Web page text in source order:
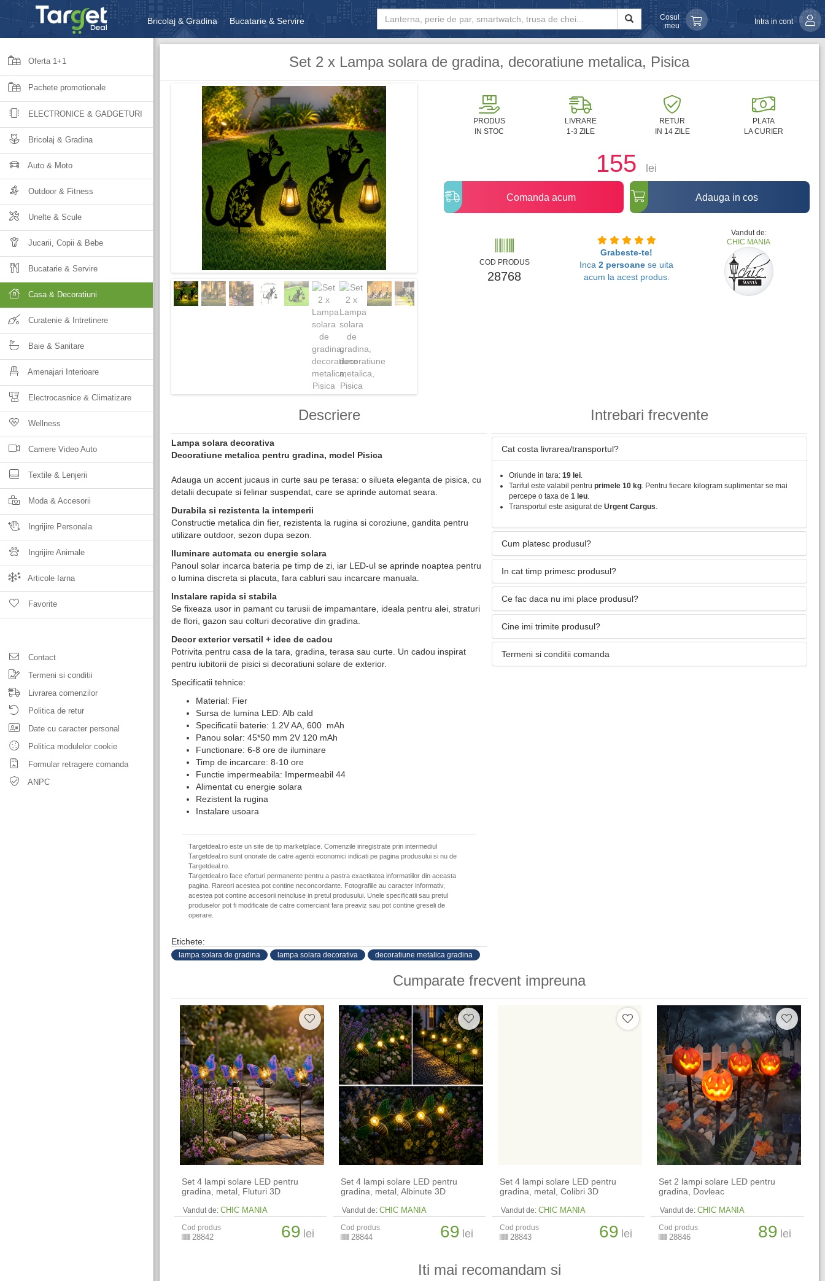
Bricolaj & Gradina Bucatarie & Servire
Unelte & Scule Jucarii, Copii & Bebe
Cosul
meu
Intra in cont
Oferta 1+1
Pachete promotionale
ELECTRONICE & GADGETURI
Bricolaj & Gradina
Auto & Moto
Outdoor & Fitness
Unelte & Scule
Jucarii, Copii & Bebe
Bucatarie & Servire
Casa & Decoratiuni
Curatenie & Intretinere
Baie & Sanitare
Amenajari Interioare
Electrocasnice & Climatizare
Wellness
Camere Video Auto
Textile & Lenjerii
Moda & Accesorii
Ingrijire Personala
Ingrijire Animale
Articole Iarna
Favorite
Contact
Termeni si conditii
Livrarea comenzilor
Politica de retur
Date cu caracter personal
Politica modulelor cookie
Formular retragere comanda
ANPC
Set 2 x Lampa solara de gradina, decoratiune metalica, Pisica
PRODUS
IN STOC
LIVRARE
1-3 ZILE
RETUR
IN 14 ZILE
PLATA
LA CURIER
155 lei
Comanda acum Adauga in cos
COD PRODUS
28768
Grabeste-te!
Inca2 persoane se uita
acum la acest produs.
Vandut de:
CHIC MANIA
Descriere
Lampa solara decorativa
Decoratiune metalica pentru gradina, model Pisica
Adauga un accent jucaus in curte sau pe terasa: o silueta eleganta de pisica, cu
detalii decupate si felinar suspendat, care se aprinde automat seara.
Durabila si rezistenta la intemperii
Constructie metalica din fier, rezistenta la rugina si coroziune, gandita pentru
utilizare outdoor, sezon dupa sezon.
Iluminare automata cu energie solara
Panoul solar incarca bateria pe timp de zi, iar LED-ul se aprinde noaptea pentru
o lumina discreta si placuta, fara cabluri sau incarcare manuala.
Instalare rapida si stabila
Se fixeaza usor in pamant cu tarusii de impamantare, ideala pentru alei, straturi
de flori, gazon sau colturi decorative din gradina.
Decor exterior versatil + idee de cadou
Potrivita pentru casa de la tara, gradina, terasa sau curte. Un cadou inspirat
pentru iubitorii de pisici si decoratiuni solare de exterior.
Specificatii tehnice:
Material: Fier
Sursa de lumina LED: Alb cald
Specificatii baterie: 1.2V AA, 600 mAh
Panou solar: 45*50 mm 2V 120 mAh
Functionare: 6-8 ore de iluminare
Timp de incarcare: 8-10 ore
Functie impermeabila: Impermeabil 44
Alimentat cu energie solara
Rezistent la rugina
Instalare usoara
Targetdeal.ro este un site de tip marketplace. Comenzile inregistrate prin intermediul
Targetdeal.ro sunt onorate de catre agentii economici indicati pe pagina produsului si nu de
Targetdeal.ro.
Targetdeal.ro face eforturi permanente pentru a pastra exactitatea informatiilor din aceasta
pagina. Rareori acestea pot contine neconcordante. Fotografiile au caracter informativ,
acestea pot contine accesorii neincluse in pretul produsului. Unele specificatii sau pretul
produselor pot fi modificate de catre comerciant fara preaviz sau pot contine greseli de
operare.
Etichete:
lampa solara de gradina lampa solara decorativa decoratiune metalica gradina
Intrebari frecvente
Cat costa livrarea/transportul?
Oriunde in tara: 19 lei.
Tariful este valabil pentru primele 10 kg. Pentru fiecare kilogram suplimentar se mai
percepe o taxa de 1 leu.
Transportul este asigurat de Urgent Cargus.
Cum platesc produsul?
In cat timp primesc produsul?
Ce fac daca nu imi place produsul?
Cine imi trimite produsul?
Termeni si conditii comanda
Cumparate frecvent impreuna
Set 4 lampi solare LED pentru
gradina, metal, Fluturi 3D
Vandut de: CHIC MANIA
Cod produs
28842 69 lei
Set 4 lampi solare LED pentru
gradina, metal, Albinute 3D
Vandut de: CHIC MANIA
Cod produs
28844 69 lei
Set 4 lampi solare LED pentru
gradina, metal, Colibri 3D
Vandut de: CHIC MANIA
Cod produs
28843 69 lei
Set 2 lampi solare LED pentru
gradina, Dovleac
Vandut de: CHIC MANIA
Cod produs
28846 89 lei
Iti mai recomandam si